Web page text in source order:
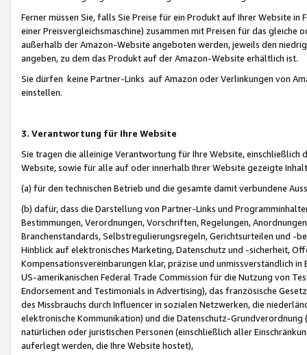
Ferner müssen Sie, falls Sie Preise für ein Produkt auf Ihrer Website
einer Preisvergleichsmaschine) zusammen mit Preisen für das
außerhalb der Amazon-Website angeboten werden, jeweils den
angeben, zu dem das Produkt auf der Amazon-Website erhältlich ist.
Sie dürfen keine Partner-Links auf Amazon oder Verlinkungen von
einstellen.
3. Verantwortung für Ihre Website
Sie tragen die alleinige Verantwortung für Ihre Website,
Website, sowie für alle auf oder innerhalb Ihrer Website gezeigte
(a) für den technischen Betrieb und die gesamte damit verbundene
(b) dafür, dass die Darstellung von Partner-Links und
Bestimmungen, Verordnungen, Vorschriften, Regelungen,
Branchenstandards, Selbstregulierungsregeln, Gerichtsurteilen und -
Hinblick auf elektronisches Marketing, Datenschutz und -sicherheit,
Kompensationsvereinbarungen klar, präzise und unmissverständlich
US-amerikanischen Federal Trade Commission für die Nutzung von
Endorsement and Testimonials in Advertising), das französische
des Missbrauchs durch Influencer in sozialen Netzwerken, die
elektronische Kommunikation) und die Datenschutz-
natürlichen oder juristischen Personen (einschließlich aller
auferlegt werden, die Ihre Website hostet),